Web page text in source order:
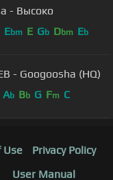
- Bысоко
Ebm E Gb Dbm Eb
- Googoosha (HQ)
Ab Bb G Fm C
Use
Privacy Policy
User Manual